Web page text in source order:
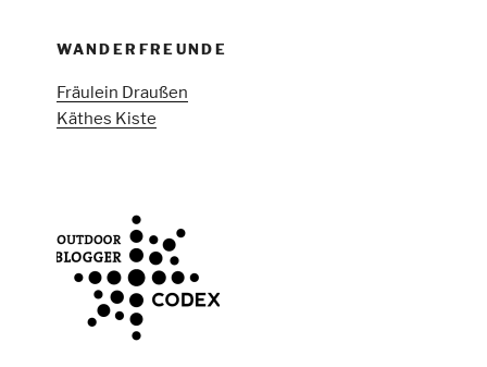
WANDERFREUNDE
Fräulein Draußen
Käthes Kiste